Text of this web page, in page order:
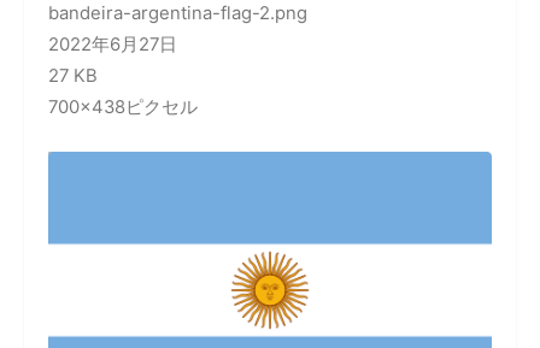
bandeira-argentina-flag-2.png
2022年6月27日
27 KB
700×438ピクセル